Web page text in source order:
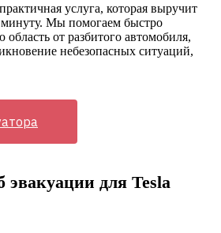
услуга, которая выручит
Мы помогаем быстро
от разбитого автомобиля,
небезопасных ситуаций,
для Tesla